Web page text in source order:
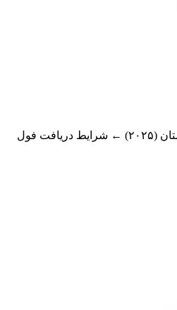
بورسیه تحصیلی مجارستان (۲۰۲۵) ← شرایط دریافت فول